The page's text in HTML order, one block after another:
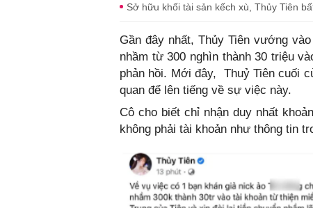
Sở hữu khối tài sản kếch xù, Thủy Tiên
Gần đây nhất, Thủy Tiên vướng
nhầm từ 300 nghìn thành 30 triệu
phản hồi. Mới đây, Thuỷ Tiên cuối
quan để lên tiếng về sự việc này.
Cô cho biết chỉ nhận duy nhất
không phải tài khoản như thông tin